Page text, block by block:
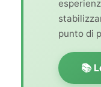
punto di
📚